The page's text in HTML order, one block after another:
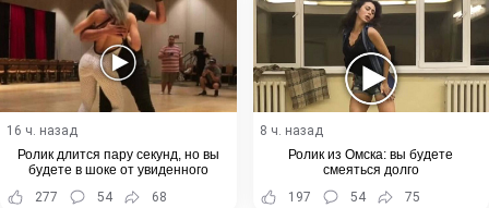
16 ч. назад
Ролик длится пару секунд, но вы
будете в шоке от увиденного
277
54 68
8 ч. назад
Ролик из Омска: вы будете
смеяться долго
197
54 75